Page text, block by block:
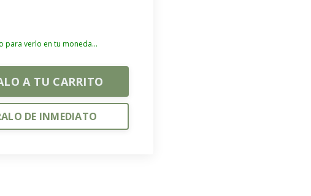
para verlo en tu moneda...
A TU CARRITO
DE INMEDIATO